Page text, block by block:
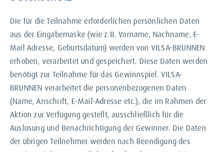
Die für die Teilnahme erforderlichen persönlichen Daten
aus der Eingabemaske (wie z.B. Vorname, Nachname, E-
Mail Adresse, Geburtsdatum) werden von VILSA-BRUNNEN
erhoben, verarbeitet und gespeichert. Diese Daten werden
benötigt zur Teilnahme für das Gewinnspiel. VILSA-
BRUNNEN verarbeitet die personenbezogenen Daten
(Name, Anschrift, E-Mail-Adresse etc.), die im Rahmen der
Aktion zur Verfügung gestellt, ausschließlich für die
Auslosung und Benachrichtigung der Gewinner. Die Daten
der übrigen Teilnehmer werden nach Beendigung des